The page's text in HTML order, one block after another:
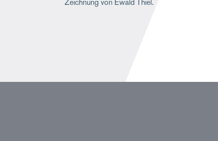
Zeichnung von Ewald Thiel.